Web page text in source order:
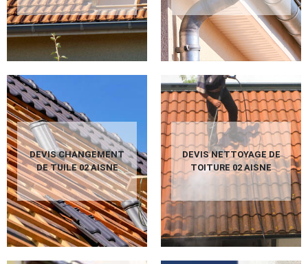
DEVIS CHANGEMENT
DE TUILE 02 AISNE
DEVIS NETTOYAGE DE
TOITURE 02 AISNE